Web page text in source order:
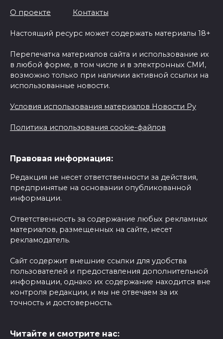
О проекте Контакты
Настоящий ресурс может содержать материалы 18+
Перепечатка материалов сайта и использование их
в любой форме, в том числе и в электронных СМИ,
возможно только при наличии активной ссылки на
использованные новости.
Условия использования материалов Новости Ру
Политика использования cookie-файлов
Правовая информация:
Редакция не несет ответственности за действия,
предпринятые на основании опубликованной
информации.
Ответственность за содержание любых рекламных
материалов, размещенных на сайте, несет
рекламодатель.
Сайт содержит внешние ссылки для удобства
пользователей и предоставления дополнительной
информации, однако их содержание находится вне
контроля редакции, и мы не отвечаем за их
точность и достоверность.
Читайте и смотрите нас: